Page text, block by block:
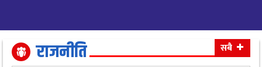
धैर्यले सफलता मिल्नेछ
११ महिना अघि
राजनीति सबै